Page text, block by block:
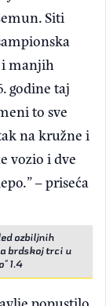
Siti
i manjih
godine taj
to sve
na kružne i
vozio i dve
– priseća
ozbiljnih
brdskoj trci u
1.4